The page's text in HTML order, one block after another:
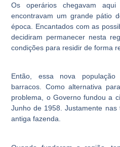
Os operários chegavam
encontravam um grande pátio
época. Encantados com as
decidiram permanecer nesta
condições para residir de forma
Então, essa nova
barracos. Como alternativa
problema, o Governo fundou a
Junho de 1958. Justamente
antiga fazenda.